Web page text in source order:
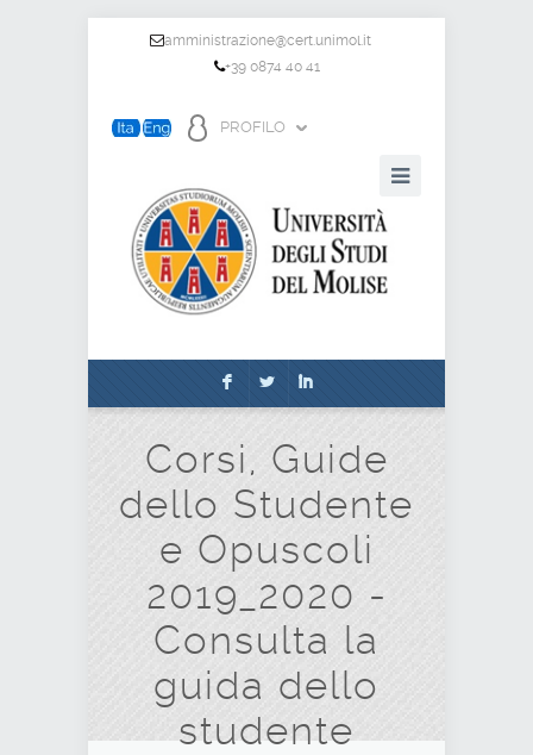
amministrazione@cert.unimol.it
+39 0874 40 41
PROFILO
F L I
Corsi, Guide
dello Studente
e Opuscoli
2019_2020 -
Consulta la
guida dello
studente